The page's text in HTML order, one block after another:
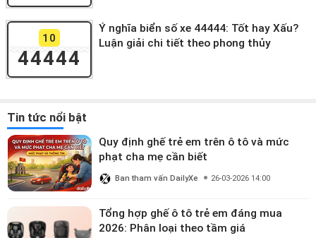
10
44444
Ý nghĩa biển số xe 44444: Tốt hay Xấu?
Luận giải chi tiết theo phong thủy
Tin tức nổi bật
Quy định ghế trẻ em trên ô tô và mức
phạt cha mẹ cần biết
Ban tham vấn DailyXe 26-03-2026 14:00
Tổng hợp ghế ô tô trẻ em đáng mua
2026: Phân loại theo tầm giá